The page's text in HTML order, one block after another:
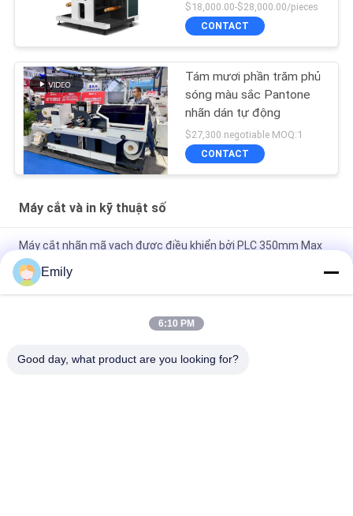
$18,000.00-$28,000.00/pieces
CONTACT
Tám mươi phần trăm phủ
sóng màu sắc Pantone
nhãn dán tự động
$27,300 negotiable MOQ:1
CONTACT
Máy cắt và in kỹ thuật số
Máy cắt nhãn mã vạch được điều khiển bởi PLC 350mm Max
1000mm Diameter 15m/min Speed 8kw Power
400m/min Max Speed Die Cutting Sticker Label Maker cho độ
với điều khiển PLC
Emily
6:10 PM
Good day, what product are you looking for?